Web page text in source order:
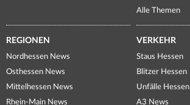
Alle Themen
REGIONEN
Nordhessen News
Osthessen News
Mittelhessen News
Rhein-Main News
VERKEHR
Staus Hessen
Blitzer Hessen
Unfälle Hessen
A3 News